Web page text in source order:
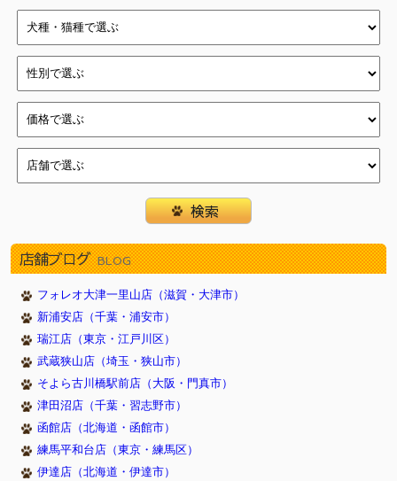
店舗ブログ BLOG
フォレオ大津一里山店（滋賀・大津市）
新浦安店（千葉・浦安市）
瑞江店（東京・江戸川区）
武蔵狭山店（埼玉・狭山市）
そよら古川橋駅前店（大阪・門真市）
津田沼店（千葉・習志野市）
函館店（北海道・函館市）
練馬平和台店（東京・練馬区）
伊達店（北海道・伊達市）